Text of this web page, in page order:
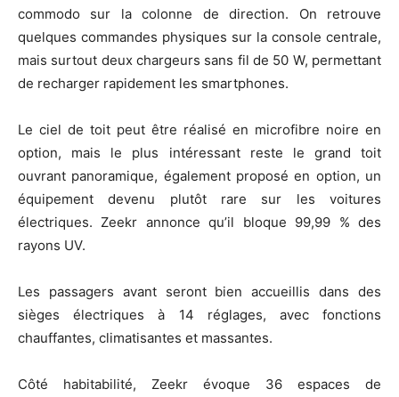
commodo sur la colonne de direction. On retrouve
quelques commandes physiques sur la console centrale,
mais surtout deux chargeurs sans fil de 50 W, permettant
de recharger rapidement les smartphones.
Le ciel de toit peut être réalisé en microfibre noire en
option, mais le plus intéressant reste le grand toit
ouvrant panoramique, également proposé en option, un
équipement devenu plutôt rare sur les voitures
électriques. Zeekr annonce qu’il bloque 99,99 % des
rayons UV.
Les passagers avant seront bien accueillis dans des
sièges électriques à 14 réglages, avec fonctions
chauffantes, climatisantes et massantes.
Côté habitabilité, Zeekr évoque 36 espaces de